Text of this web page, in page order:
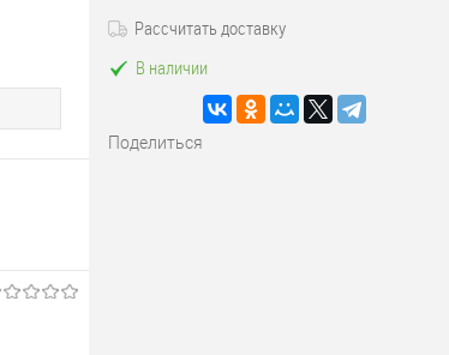
Рассчитать доставку
В наличии
Поделиться